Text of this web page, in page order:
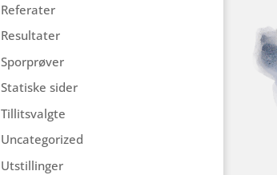
Referater
Resultater
Sporprøver
Statiske sider
Tillitsvalgte
Uncategorized
Utstillinger